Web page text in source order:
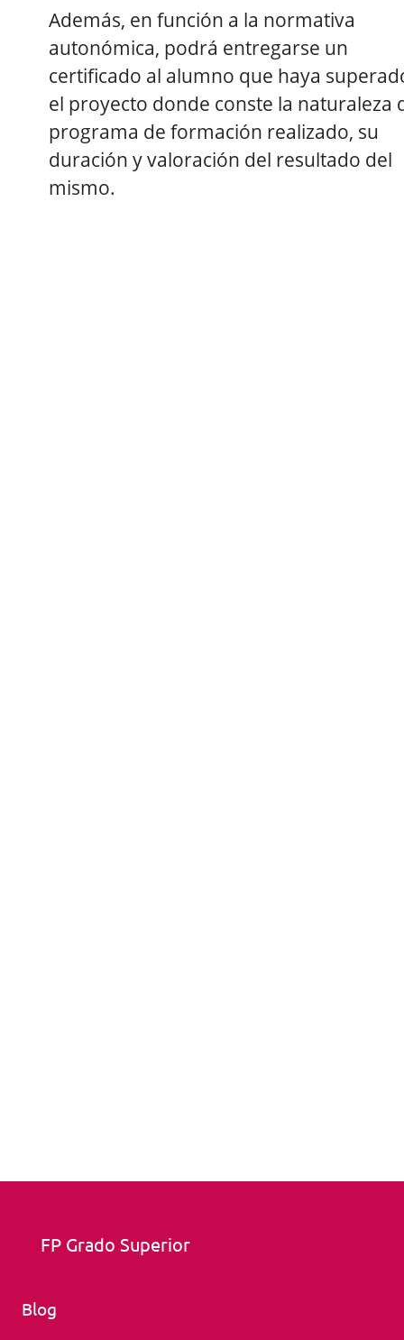
Además, en función a la normativa
autonómica, podrá entregarse un
certificado al alumno que haya
el proyecto donde conste la naturaleza
programa de formación realizado, su
duración y valoración del resultado del
mismo.
FP Grado Superior
Blog